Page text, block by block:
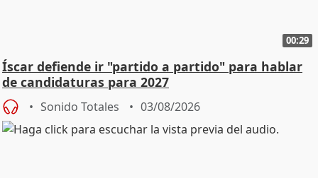
00:29
Íscar defiende ir "partido a partido" para hablar
de candidaturas para 2027
Sonido Totales 03/08/2026